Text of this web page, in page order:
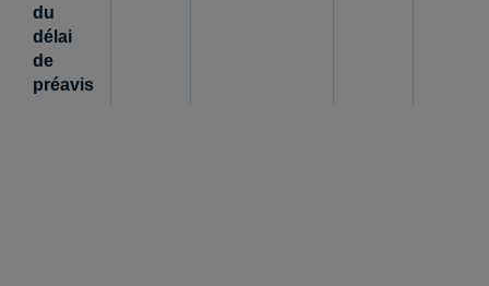
du
délai
de
préavis